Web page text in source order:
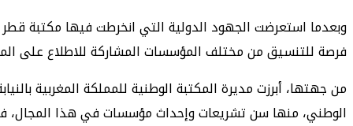
وبعدما استعرضت الجهود الدولية التي انخرطت فيها مكتبة
فرصة للتنسيق من مختلف المؤسسات المشاركة للاطلاع على
من جهتها، أبرزت مديرة المكتبة الوطنية للمملكة المغربية
الوطني، منها سن تشريعات وإحداث مؤسسات في هذا المجال،